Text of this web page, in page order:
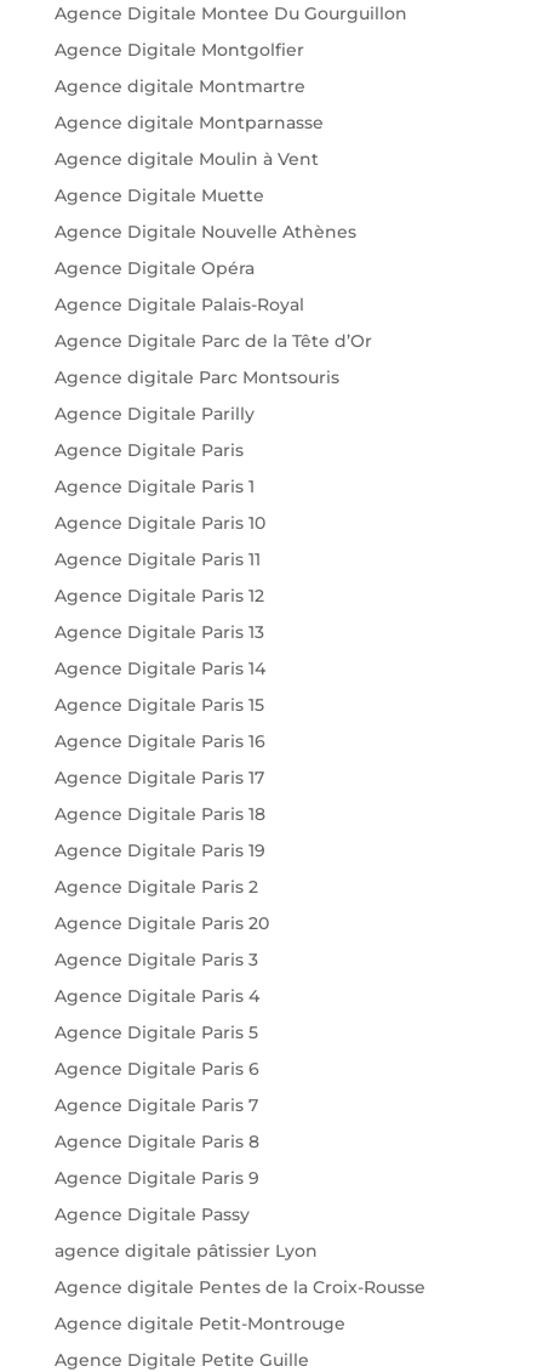
Agence Digitale Montee Du Gourguillon
Agence Digitale Montgolfier
Agence digitale Montmartre
Agence digitale Montparnasse
Agence digitale Moulin à Vent
Agence Digitale Muette
Agence Digitale Nouvelle Athènes
Agence Digitale Opéra
Agence Digitale Palais-Royal
Agence Digitale Parc de la Tête d’Or
Agence digitale Parc Montsouris
Agence Digitale Parilly
Agence Digitale Paris
Agence Digitale Paris 1
Agence Digitale Paris 10
Agence Digitale Paris 11
Agence Digitale Paris 12
Agence Digitale Paris 13
Agence Digitale Paris 14
Agence Digitale Paris 15
Agence Digitale Paris 16
Agence Digitale Paris 17
Agence Digitale Paris 18
Agence Digitale Paris 19
Agence Digitale Paris 2
Agence Digitale Paris 20
Agence Digitale Paris 3
Agence Digitale Paris 4
Agence Digitale Paris 5
Agence Digitale Paris 6
Agence Digitale Paris 7
Agence Digitale Paris 8
Agence Digitale Paris 9
Agence Digitale Passy
agence digitale pâtissier Lyon
Agence digitale Pentes de la Croix-Rousse
Agence digitale Petit-Montrouge
Agence Digitale Petite Guille